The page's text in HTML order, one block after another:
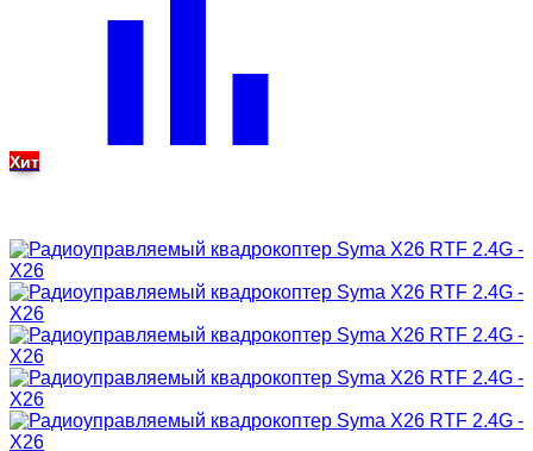
Хит